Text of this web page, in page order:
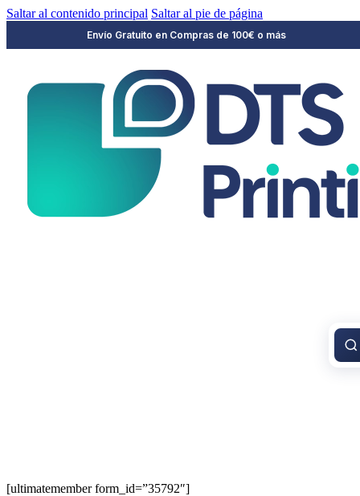
Saltar al contenido principal Saltar al pie de página
Envío Gratuito en Compras de 100€ o más
[ultimatemember form_id=”35792″]